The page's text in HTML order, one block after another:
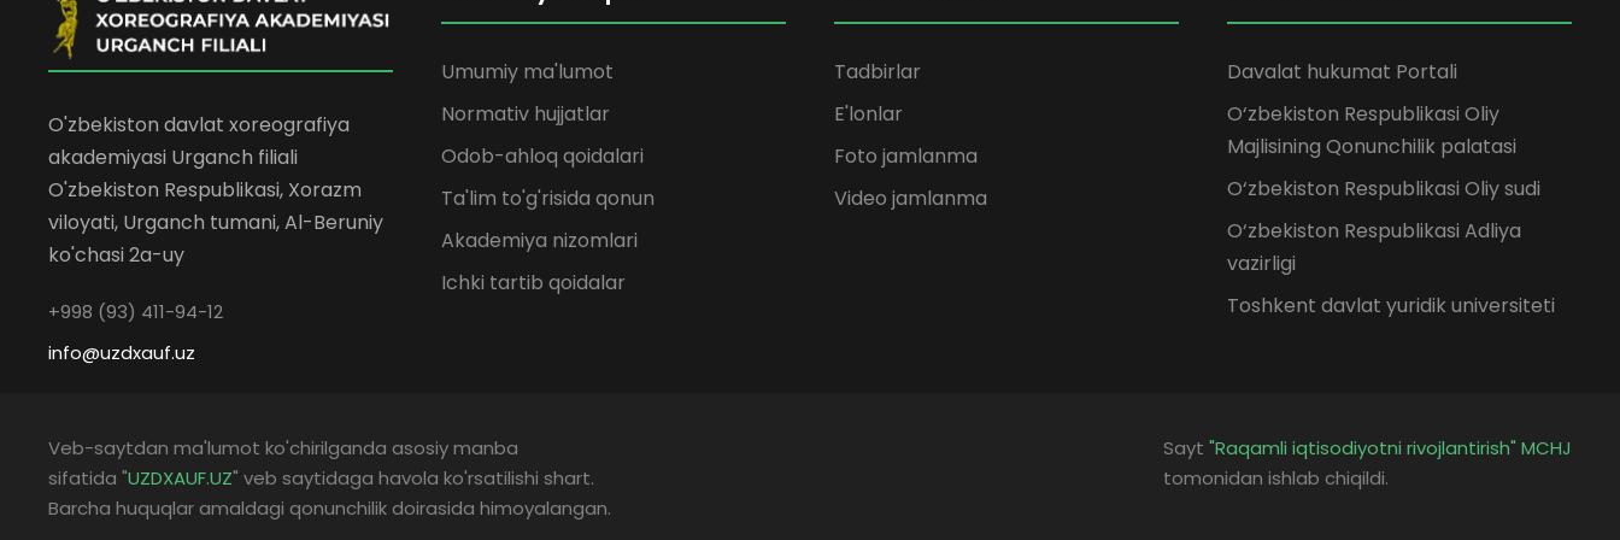
O'zbekiston davlat xoreografiya
akademiyasi Urganch filiali
O'zbekiston Respublikasi, Xorazm
viloyati, Urganch tumani, Al-Beruniy
ko'chasi 2a-uy
+998 (93) 411-94-12
info@uzdxauf.uz
Umumiy ma'lumot
Normativ hujjatlar
Odob-ahloq qoidalari
Ta'lim to'g'risida qonun
Akademiya nizomlari
Ichki tartib qoidalar
Tadbirlar
E'lonlar
Foto jamlanma
Video jamlanma
Davalat hukumat Portali
O‘zbekiston Respublikasi Oliy
Majlisining Qonunchilik palatasi
O‘zbekiston Respublikasi Oliy sudi
O‘zbekiston Respublikasi Adliya
vazirligi
Toshkent davlat yuridik universiteti
Veb-saytdan ma'lumot ko'chirilganda asosiy manba
sifatida "UZDXAUF.UZ" veb saytidaga havola ko'rsatilishi shart.
Barcha huquqlar amaldagi qonunchilik doirasida himoyalangan.
Sayt "Raqamli iqtisodiyotni rivojlantirish" MCHJ
tomonidan ishlab chiqildi.